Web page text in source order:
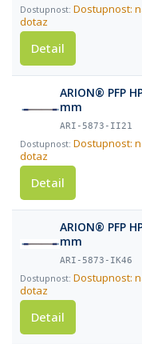
Dostupnost:
dotaz
Detail
ARION® PFP
mm
ARI-5873-II21
Dostupnost:
dotaz
Detail
ARION® PFP
mm
ARI-5873-IK46
Dostupnost:
dotaz
Detail